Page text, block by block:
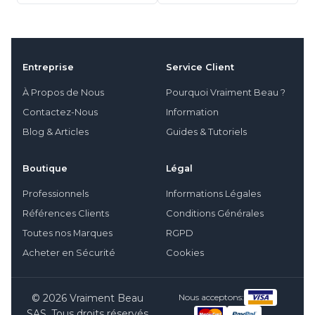
Entreprise
À Propos de Nous
Contactez-Nous
Blog & Articles
Service Client
Pourquoi Vraiment Beau ?
Information
Guides & Tutoriels
Boutique
Professionnels
Références Clients
Toutes nos Marques
Acheter en Sécurité
Légal
Informations Légales
Conditions Générales
RGPD
Cookies
© 2026 Vraiment Beau
Nous acceptons: